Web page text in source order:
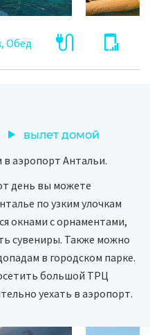
Обед
вылет домой
в аэропорт Антальи.
день вы можете
по узким улочкам
окнами с орнаментами,
сувениры. Также можно
в городском парке.
большой ТРЦ
уехать в аэропорт.